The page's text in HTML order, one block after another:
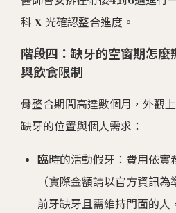
科 X 光確認整合進度。
階段四：缺牙的空窗期怎麼
與飲食限制
骨整合期間高達數個月，外觀
缺牙的位置與個人需求：
臨時的活動假牙：費用依實
（實際金額請以官方資訊
前牙缺牙且需維持門面的人